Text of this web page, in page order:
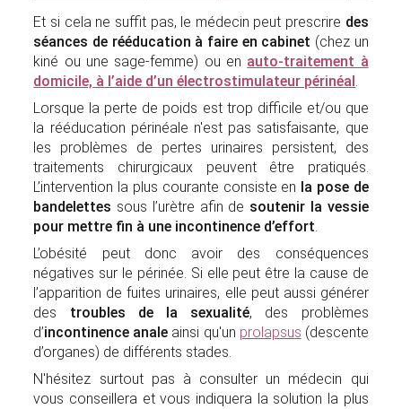
Et si cela ne suffit pas, le médecin peut prescrire des
séances de rééducation à faire en cabinet (chez un
kiné ou une sage-femme) ou en auto-traitement à
domicile, à l’aide d’un électrostimulateur périnéal .
Lorsque la perte de poids est trop difficile et/ou que
la rééducation périnéale n'est pas satisfaisante, que
les problèmes de pertes urinaires persistent, des
traitements chirurgicaux peuvent être pratiqués.
L’intervention la plus courante consiste en la pose de
bandelettes sous l’urètre afin de soutenir la vessie
pour mettre fin à une incontinence d’effort.
L’obésité peut donc avoir des conséquences
négatives sur le périnée. Si elle peut être la cause de
l’apparition de fuites urinaires, elle peut aussi générer
des troubles de la sexualité, des problèmes
d’incontinence anale ainsi qu'un prolapsus (descente
d’organes) de différents stades.
N'hésitez surtout pas à consulter un médecin qui
vous conseillera et vous indiquera la solution la plus